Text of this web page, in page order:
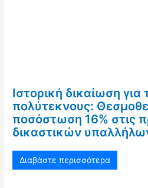
Ιστορική δικαίωση για
πολύτεκνους:
ποσόστωση 16% στις
δικαστικών
Διαβάστε περισσότερα